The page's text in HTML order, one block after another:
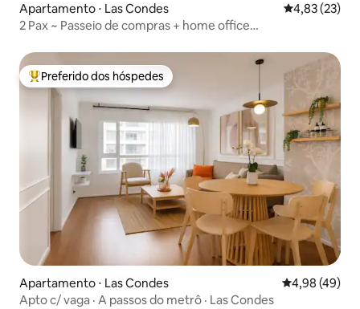
Apartamento ⋅ Las Condes 4,83 de uma
4,83 (23)
2 Pax ~ Passeio de compras + home office
Entre os melhores preferidos dos hóspedes
Preferido dos hóspedes
Apartamento ⋅ Las Condes 4,98 de uma
4,98 (49)
Apto c/ vaga · A passos do metrô · Las Condes